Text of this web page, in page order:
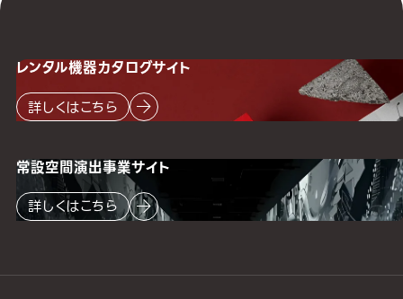
レンタル機器カタログサイト
詳しくはこちら
常設空間演出事業サイト
詳しくはこちら